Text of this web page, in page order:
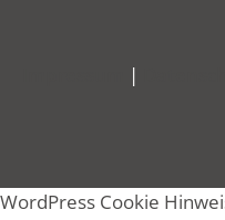
|
WordPress Cookie